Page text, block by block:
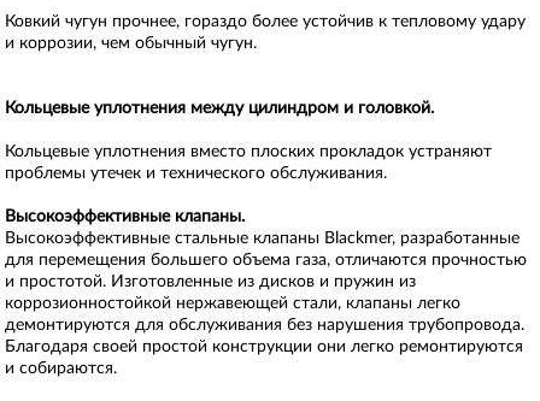
Ковкий чугун прочнее, гораздо более устойчив к тепловому удару
и коррозии, чем обычный чугун.
Кольцевые уплотнения между цилиндром и головкой.
Кольцевые уплотнения вместо плоских прокладок устраняют
проблемы утечек и технического обслуживания.
Высокоэффективные клапаны.
Высокоэффективные стальные клапаны Blackmer, разработанные
для перемещения большего объема газа, отличаются прочностью
и простотой. Изготовленные из дисков и пружин из
коррозионностойкой нержавеющей стали, клапаны легко
демонтируются для обслуживания без нарушения трубопровода.
Благодаря своей простой конструкции они легко ремонтируются
и собираются.